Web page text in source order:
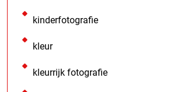
kinderfotografie
kleur
kleurrijk fotografie